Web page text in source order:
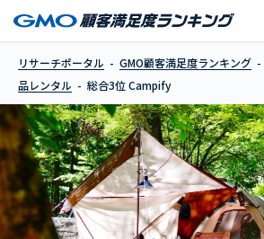
リサーチポータル GMO顧客満足度ランキング
品レンタル
総合3位 Campify